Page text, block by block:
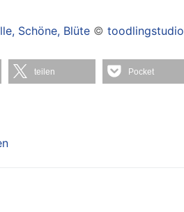
Schöne, Blüte © toodlingstudio
teilen Pocket